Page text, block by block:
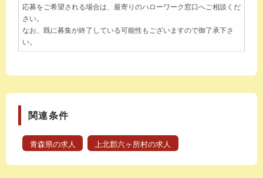
応募をご希望される場合は、最寄りのハローワーク窓口へご相談くだ
さい。
なお、既に募集が終了している可能性もございますので御了承下さ
い。
関連条件
青森県の求人 上北郡六ヶ所村の求人